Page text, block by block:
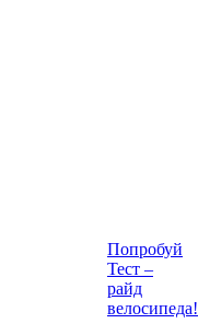
Попробуй
Тест –
райд
велосипеда!